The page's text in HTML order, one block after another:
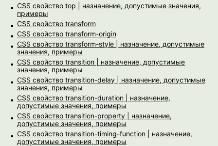
CSS свойство top | назначение, допустимые значения,
примеры
CSS свойство transform
CSS свойство transform-origin
CSS свойство transform-style | назначение, допустимые
значения, примеры
CSS свойство transition | назначение, допустимые
значения, примеры
CSS свойство transition-delay | назначение, допустимые
значения, примеры
CSS свойство transition-duration | назначение,
допустимые значения, примеры
CSS свойство transition-property | назначение,
допустимые значения, примеры
CSS свойство transition-timing-function | назначение,
допустимые значения, примеры